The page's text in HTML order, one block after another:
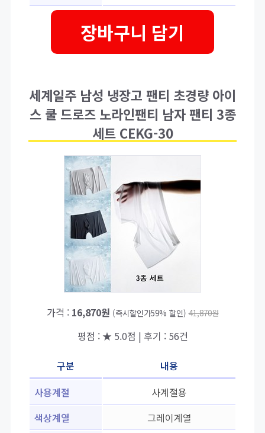
장바구니 담기
세계일주 남성 냉장고 팬티 초경량 아이
스 쿨 드로즈 노라인팬티 남자 팬티 3종
세트 CEKG-30
가격 : 16,870원 (즉시할인가59% 할인) 41,870원
평점 : ★ 5.0점 | 후기 : 56건
구분
내용
사용계절
사계절용
색상계열
그레이계열